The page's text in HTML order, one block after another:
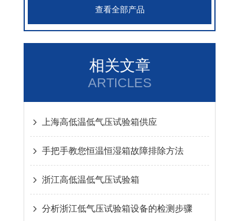
查看全部产品
相关文章
ARTICLES
上海高低温低气压试验箱供应
手把手教您恒温恒湿箱故障排除方法
浙江高低温低气压试验箱
分析浙江低气压试验箱设备的检测步骤